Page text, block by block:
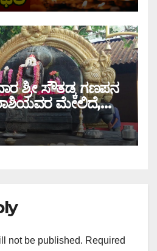
ಶ್ರೀ ಸೌತಡ್ಕ ಗಣಪನ
ಮೇಲಿದೆ,
ತಿಳಿಯಿರಿ
not be published. Required